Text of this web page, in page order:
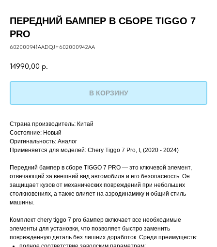
ПЕРЕДНИЙ БАМПЕР В СБОРЕ TIGGO 7
PRO
602000941AADQJ+602000942AA
14990,00 р.
В КОРЗИНУ
Страна производитель: Китай
Состояние: Новый
Оригинальность: Аналог
Применяется для моделей: Chery Tiggo 7 Pro, I, (2020 - 2024)
Передний бампер в сборе TIGGO 7 PRO — это ключевой элемент,
отвечающий за внешний вид автомобиля и его безопасность. Он
защищает кузов от механических повреждений при небольших
столкновениях, а также влияет на аэродинамику и общий стиль
машины.
Комплект chery tiggo 7 pro бампер включает все необходимые
элементы для установки, что позволяет быстро заменить
поврежденную деталь без лишних доработок. Среди преимуществ: